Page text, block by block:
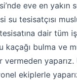
eve en yakın
su tesisatçısı
dair tüm
kaçağı bulma ve
yaparız.
ekiplerle